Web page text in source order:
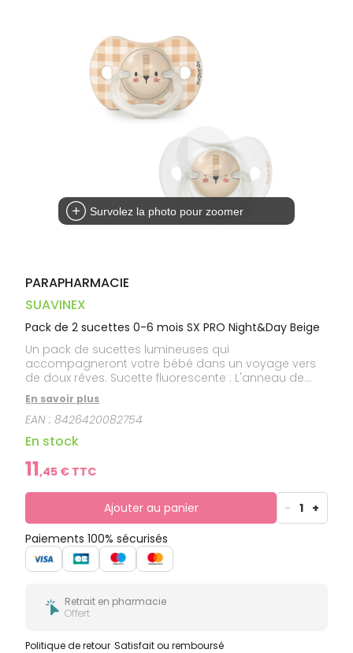
Homme
Solaire
Visage
Survolez la photo pour zoomer
PARAPHARMACIE
SUAVINEX
Pack de 2 sucettes 0-6 mois SX PRO Night&Day Beige
Un pack de sucettes lumineuses qui
accompagneront votre bébé dans un voyage vers
de doux rêves. Sucette fluorescente : L'anneau de
cette sucette brille dans le noir. Votre bébé pourra
facilement retrouver la tétine dans le berceau. Avec
tétine physiologique en silicone SX Pro : respecte le
développement bucco-dentaire de bébé. La chose
la plus proche de ne pas avoir de tétine ! Convient
aux nouveau-nés.
En savoir plus
EAN :8426420082754
En stock
11,45 € TTC
Ajouter au panier - 1 +
Paiements 100% sécurisés
Retrait en pharmacie
Offert
Politique de retour Satisfait ou remboursé